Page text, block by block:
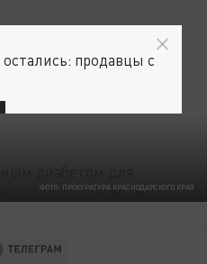
ФОТО: ПРОКУРАТУРА КРАСНОДАРСКОГО КРАЯ
продавцы с